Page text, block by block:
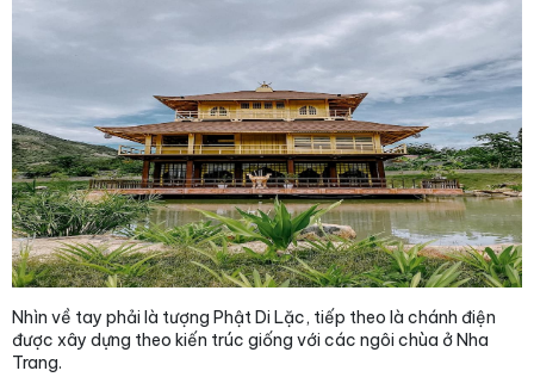
Nhìn về tay phải là tượng Phật Di Lặc, tiếp theo là chánh điện
được xây dựng theo kiến trúc giống với các ngôi chùa ở Nha
Trang.